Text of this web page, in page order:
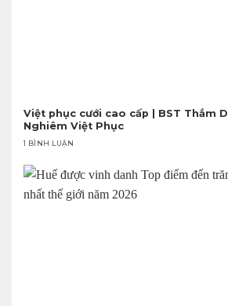
Việt phục cưới cao cấp | BST Thắm
Nghiêm Việt Phục
1 BÌNH LUẬN